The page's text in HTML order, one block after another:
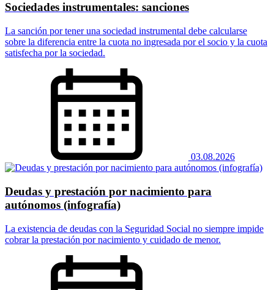
Sociedades instrumentales: sanciones
La sanción por tener una sociedad instrumental debe calcularse
sobre la diferencia entre la cuota no ingresada por el socio y la cuota
satisfecha por la sociedad.
03.08.2026
Deudas y prestación por nacimiento para
autónomos (infografía)
La existencia de deudas con la Seguridad Social no siempre impide
cobrar la prestación por nacimiento y cuidado de menor.